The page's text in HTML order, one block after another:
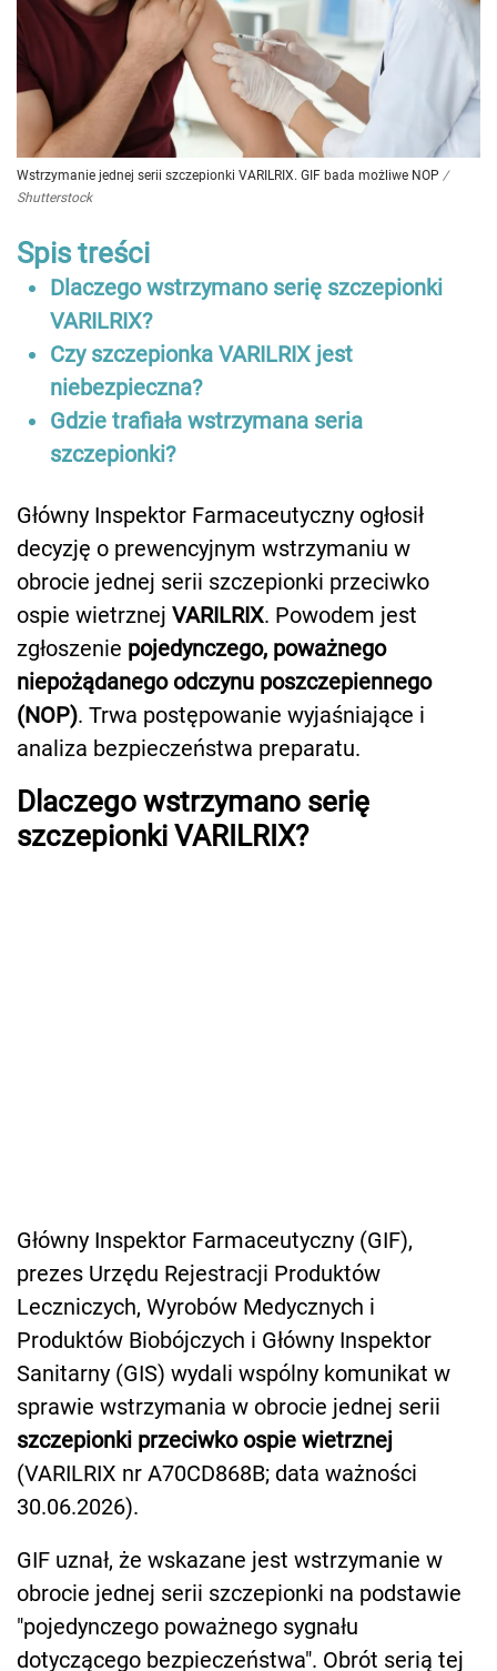
Wstrzymanie jednej serii szczepionki VARILRIX. GIF bada możliwe NOP /
Shutterstock
Spis treści
Dlaczego wstrzymano serię szczepionki
VARILRIX?
Czy szczepionka VARILRIX jest
niebezpieczna?
Gdzie trafiała wstrzymana seria
szczepionki?
Główny Inspektor Farmaceutyczny ogłosił
decyzję o prewencyjnym wstrzymaniu w
obrocie jednej serii szczepionki przeciwko
ospie wietrznej VARILRIX. Powodem jest
zgłoszenie pojedynczego, poważnego
niepożądanego odczynu poszczepiennego
(NOP). Trwa postępowanie wyjaśniające i
analiza bezpieczeństwa preparatu.
Dlaczego wstrzymano serię
szczepionki VARILRIX?
Główny Inspektor Farmaceutyczny (GIF),
prezes Urzędu Rejestracji Produktów
Leczniczych, Wyrobów Medycznych i
Produktów Biobójczych i Główny Inspektor
Sanitarny (GIS) wydali wspólny komunikat w
sprawie wstrzymania w obrocie jednej serii
szczepionki przeciwko ospie wietrznej
(VARILRIX nr A70CD868B; data ważności
30.06.2026).
GIF uznał, że wskazane jest wstrzymanie w
obrocie jednej serii szczepionki na podstawie
"pojedynczego poważnego sygnału
dotyczącego bezpieczeństwa". Obrót serią tej